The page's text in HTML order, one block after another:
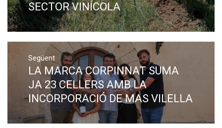
SECTOR VINÍCOLA
Següent
Next
post:
LA MARCA CORPINNAT SUMA
JA 23 CELLERS AMB LA
INCORPORACIÓ DE MAS VILELLA